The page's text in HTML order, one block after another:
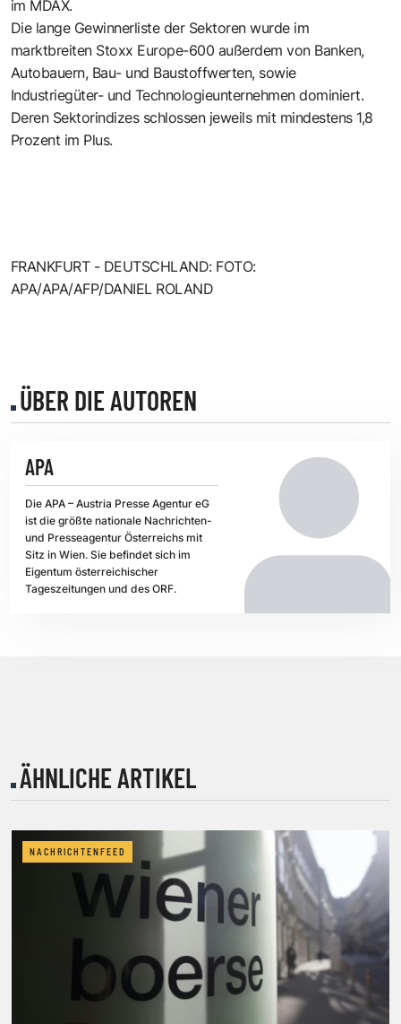
im MDAX.
Die lange Gewinnerliste der Sektoren wurde im
marktbreiten Stoxx Europe-600 außerdem von Banken,
Autobauern, Bau- und Baustoffwerten, sowie
Industriegüter- und Technologieunternehmen dominiert.
Deren Sektorindizes schlossen jeweils mit mindestens 1,8
Prozent im Plus.
FRANKFURT - DEUTSCHLAND: FOTO:
APA/APA/AFP/DANIEL ROLAND
ÜBER DIE AUTOREN
APA
Die APA – Austria Presse Agentur eG
ist die größte nationale Nachrichten-
und Presseagentur Österreichs mit
Sitz in Wien. Sie befindet sich im
Eigentum österreichischer
Tageszeitungen und des ORF.
ÄHNLICHE ARTIKEL
NACHRICHTENFEED